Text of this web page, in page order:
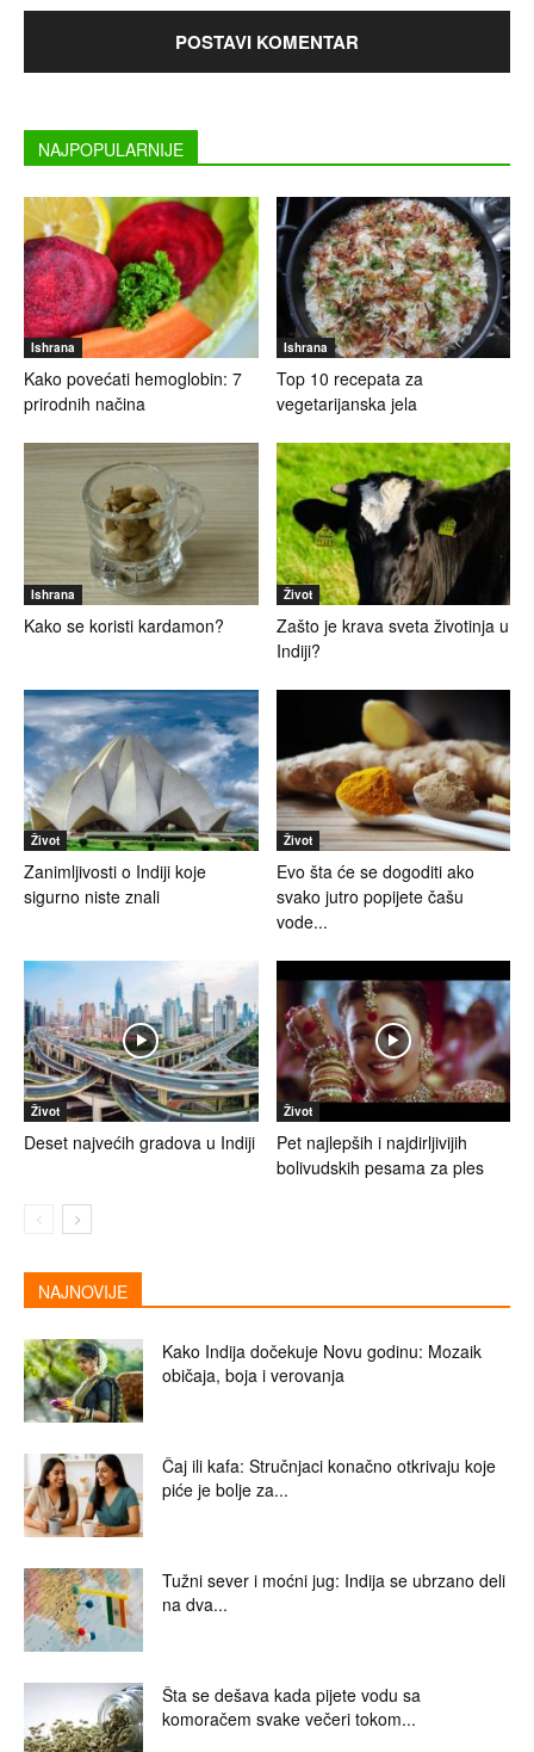
NAJPOPULARNIJE
Ishrana
Kako povećati hemoglobin: 7
prirodnih načina
Ishrana
Top 10 recepata za
vegetarijanska jela
Ishrana
Kako se koristi kardamon?
Život
Zašto je krava sveta životinja u
Indiji?
Život
Zanimljivosti o Indiji koje
sigurno niste znali
Život
Evo šta će se dogoditi ako
svako jutro popijete čašu
vode...
Život
Deset najvećih gradova u Indiji
Život
Pet najlepših i najdirljivijih
bolivudskih pesama za ples
NAJNOVIJE
Kako Indija dočekuje Novu godinu: Mozaik
običaja, boja i verovanja
Čaj ili kafa: Stručnjaci konačno otkrivaju koje
piće je bolje za...
Tužni sever i moćni jug: Indija se ubrzano deli
na dva...
Šta se dešava kada pijete vodu sa
komoračem svake večeri tokom...